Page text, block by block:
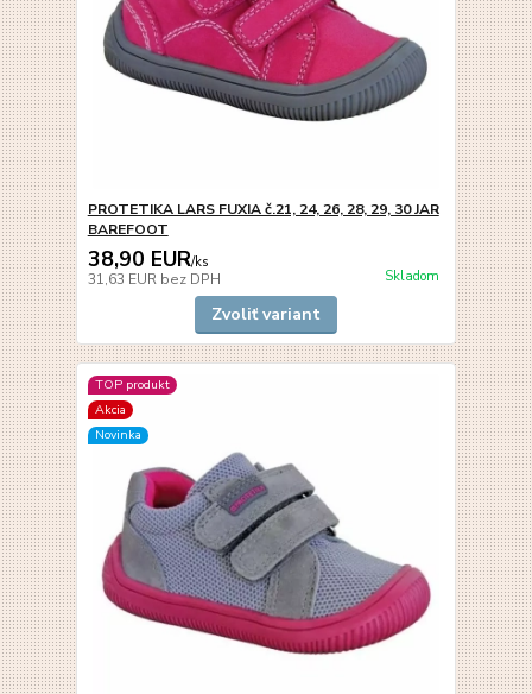
PROTETIKA LARS FUXIA č.21, 24, 26, 28, 29, 30 JAR
BAREFOOT
38,90 EUR/ks
31,63 EUR bez DPH Skladom
Zvoliť variant
TOP produkt
Akcia
Novinka